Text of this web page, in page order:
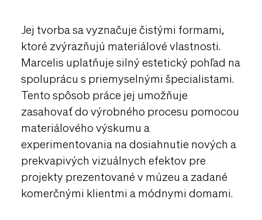
Jej tvorba sa vyznačuje čistými formami,
ktoré zvýrazňujú materiálové vlastnosti.
Marcelis uplatňuje silný estetický pohľad na
spoluprácu s priemyselnými špecialistami.
Tento spôsob práce jej umožňuje
zasahovať do výrobného procesu pomocou
materiálového výskumu a
experimentovania na dosiahnutie nových a
prekvapivých vizuálnych efektov pre
projekty prezentované v múzeu a zadané
komerčnými klientmi a módnymi domami.